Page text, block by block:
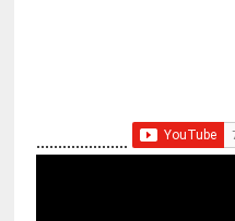
.....................